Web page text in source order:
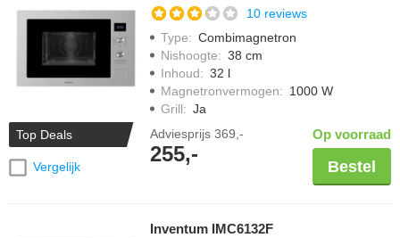
Top Deals
Vergelijk
10 reviews
Type: Combimagnetron
Nishoogte: 38 cm
Inhoud: 32 l
Magnetronvermogen: 1000 W
Grill: Ja
Adviesprijs 369,-
255,-
Op voorraad
Bestel
Inventum IMC6132F